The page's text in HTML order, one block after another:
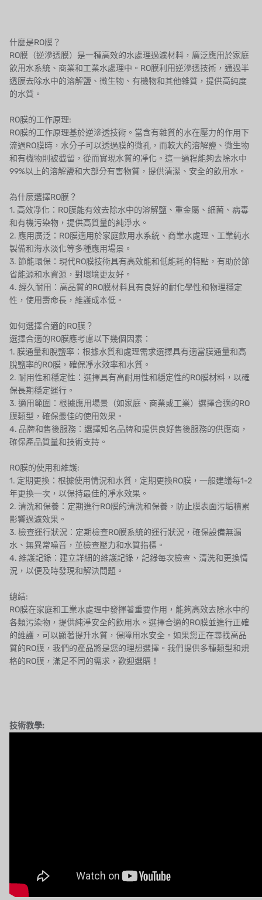
BOSCHINI
NIPPON
CASH ACME
YAZAKI
什麼是RO膜？
RO膜（逆滲透膜）是一種高效的水處理過濾材料，廣泛應用於家庭
飲用水系統、商業和工業水處理中。RO膜利用逆滲透技術，通過半
透膜去除水中的溶解鹽、微生物、有機物和其他雜質，提供高純度
的水質。
RO膜的工作原理:
RO膜的工作原理基於逆滲透技術。當含有雜質的水在壓力的作用下
流過RO膜時，水分子可以透過膜的微孔，而較大的溶解鹽、微生物
和有機物則被截留，從而實現水質的凈化。這一過程能夠去除水中
99%以上的溶解鹽和大部分有害物質，提供清潔、安全的飲用水。
為什麼選擇RO膜？
1. 高效凈化：RO膜能有效去除水中的溶解鹽、重金屬、細菌、病毒
和有機污染物，提供高質量的純淨水。
2. 應用廣泛：RO膜適用於家庭飲用水系統、商業水處理、工業純水
製備和海水淡化等多種應用場景。
3. 節能環保：現代RO膜技術具有高效能和低能耗的特點，有助於節
省能源和水資源，對環境更友好。
4. 經久耐用：高品質的RO膜材料具有良好的耐化學性和物理穩定
性，使用壽命長，維護成本低。
如何選擇合適的RO膜？
選擇合適的RO膜應考慮以下幾個因素：
1. 膜通量和脫鹽率：根據水質和處理需求選擇具有適當膜通量和高
脫鹽率的RO膜，確保凈水效率和水質。
2. 耐用性和穩定性：選擇具有高耐用性和穩定性的RO膜材料，以確
保長期穩定運行。
3. 適用範圍：根據應用場景（如家庭、商業或工業）選擇合適的RO
膜類型，確保最佳的使用效果。
4. 品牌和售後服務：選擇知名品牌和提供良好售後服務的供應商，
確保產品質量和技術支持。
RO膜的使用和維護:
1. 定期更換：根據使用情況和水質，定期更換RO膜，一般建議每1-2
年更換一次，以保持最佳的凈水效果。
2. 清洗和保養：定期進行RO膜的清洗和保養，防止膜表面污垢積累
影響過濾效果。
3. 檢查運行狀況：定期檢查RO膜系統的運行狀況，確保設備無漏
水、無異常噪音，並檢查壓力和水質指標。
4. 維護記錄：建立詳細的維護記錄，記錄每次檢查、清洗和更換情
況，以便及時發現和解決問題。
總結:
RO膜在家庭和工業水處理中發揮著重要作用，能夠高效去除水中的
各類污染物，提供純淨安全的飲用水。選擇合適的RO膜並進行正確
的維護，可以顯著提升水質，保障用水安全。如果您正在尋找高品
質的RO膜，我們的產品將是您的理想選擇。我們提供多種類型和規
格的RO膜，滿足不同的需求，歡迎選購！
技術教學: